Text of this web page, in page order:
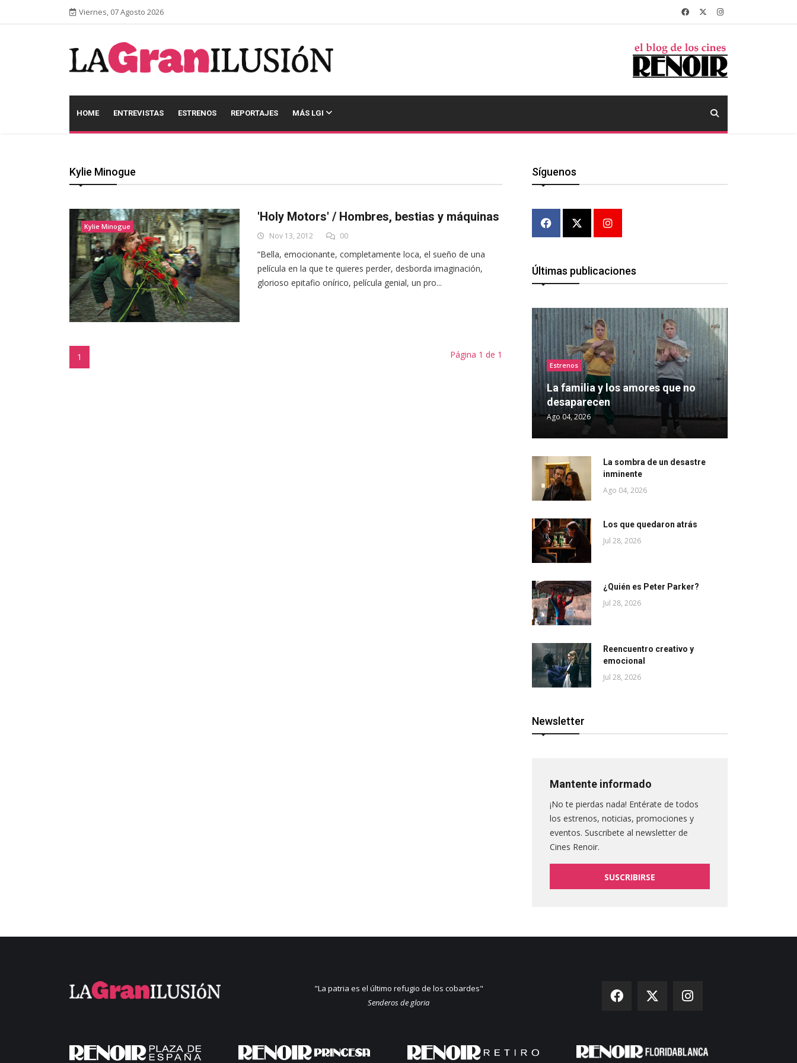
Viernes, 07 Agosto 2026
HOME ENTREVISTAS ESTRENOS REPORTAJES MÁS LGI
Kylie Minogue
Kylie Minogue
'Holy Motors' / Hombres, bestias y máquinas
Nov 13, 2012 00
“Bella, emocionante, completamente loca, el sueño de una
película en la que te quieres perder, desborda imaginación,
glorioso epitafio onírico, película genial, un pro...
1 Página 1 de 1
Síguenos
Últimas publicaciones
Estrenos
La familia y los amores que no
desaparecen
Ago 04, 2026
La sombra de un desastre
inminente
Ago 04, 2026
Los que quedaron atrás
Jul 28, 2026
¿Quién es Peter Parker?
Jul 28, 2026
Reencuentro creativo y
emocional
Jul 28, 2026
Newsletter
Mantente informado
¡No te pierdas nada! Entérate de todos
los estrenos, noticias, promociones y
eventos. Suscribete al newsletter de
Cines Renoir.
SUSCRIBIRSE
"La patria es el último refugio de los cobardes"
Senderos de gloria